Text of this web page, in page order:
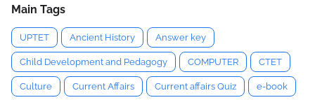
Main Tags
UPTET Ancient History Answer key
Child Development and Pedagogy COMPUTER CTET
Culture Current Affairs Current affairs Quiz e-book